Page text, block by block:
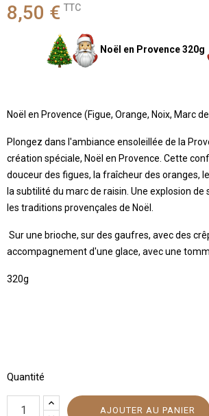
8,50 € TTC
Noël en Provence 320g
Noël en Provence (Figue, Orange, Noix, Marc
Plongez dans l'ambiance ensoleillée de la
création spéciale, Noël en Provence. Cette
douceur des figues, la fraîcheur des oranges,
la subtilité du marc de raisin. Une explosion de
les traditions provençales de Noël.
Sur une brioche, sur des gaufres, avec des
accompagnement d'une glace, avec une
320g
Quantité
AJOUTER AU PANIER